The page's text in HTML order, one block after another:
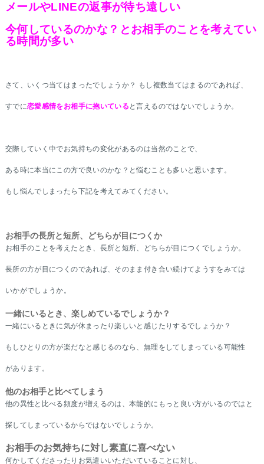
メールやLINEの返事が待ち遠しい
今何しているのかな？とお相手のことを考えてい
る時間が多い
さて、いくつ当てはまったでしょうか？ もし複数当てはまるのであれば、
すでに恋愛感情をお相手に抱いている と言えるのではないでしょうか。
交際していく中でお気持ちの変化があるのは当然のことで、
ある時に本当にこの方で良いのかな？と悩むことも多いと思います。
もし悩んでしまったら下記を考えてみてください。
お相手の長所と短所、どちらが目につくか
お相手のことを考えたとき、長所と短所、どちらが目につくでしょうか。
長所の方が目につくのであれば、そのまま付き合い続けてようすをみては
いかがでしょうか。
一緒にいるとき、楽しめているでしょうか？
一緒にいるときに気が休まったり楽しいと感じたりするでしょうか？
もしひとりの方が楽だなと感じるのなら、無理をしてしまっている可能性
があります。
他のお相手と比べてしまう
他の異性と比べる頻度が増えるのは、本能的にもっと良い方がいるのではと
探してしまっているからではないでしょうか。
お相手のお気持ちに対し素直に喜べない
何かしてくださったりお気遣いいただいていることに対し、